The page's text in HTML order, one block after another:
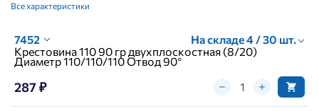
Все характеристики
7452
На складе 4 / 30 шт.
Крестовина 110 90 гр двухплоскостная (8/20)
Диаметр 110/110/110 Отвод 90°
287 ₽